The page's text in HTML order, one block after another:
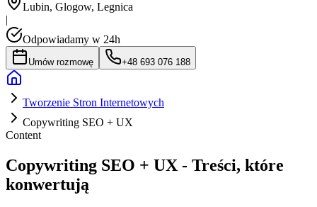
Lubin, Glogow, Legnica
|
Odpowiadamy w 24h
Umów rozmowę +48 693 076 188
Tworzenie Stron Internetowych
Copywriting SEO + UX
Content
Copywriting SEO + UX - Treści, które
konwertują